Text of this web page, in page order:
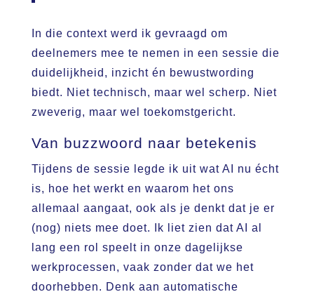
In die context werd ik gevraagd om
deelnemers mee te nemen in een sessie die
duidelijkheid, inzicht én bewustwording
biedt. Niet technisch, maar wel scherp. Niet
zweverig, maar wel toekomstgericht.
Van buzzwoord naar betekenis
Tijdens de sessie legde ik uit wat AI nu écht
is, hoe het werkt en waarom het ons
allemaal aangaat, ook als je denkt dat je er
(nog) niets mee doet. Ik liet zien dat AI al
lang een rol speelt in onze dagelijkse
werkprocessen, vaak zonder dat we het
doorhebben. Denk aan automatische